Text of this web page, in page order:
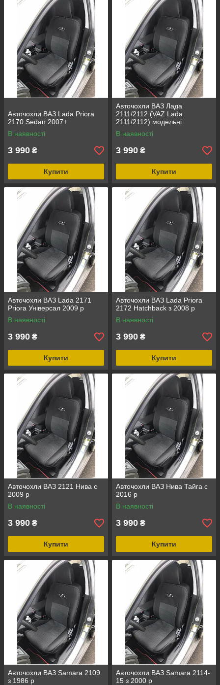
Авточохли ВАЗ Lada Priora
2170 Sedan 2007+
В наявності
3 990 ₴
Купити
Авточохли ВАЗ Лада
2111/2112 (VAZ Lada
2111/2112) модельні
Автотканина
В наявності
3 990 ₴
Купити
Авточохли ВАЗ Lada 2171
Priora Універсал 2009 р
В наявності
3 990 ₴
Купити
Авточохли ВАЗ Lada Priora
2172 Hatchback з 2008 р
В наявності
3 990 ₴
Купити
Авточохли ВАЗ 2121 Нива c
2009 р
В наявності
3 990 ₴
Купити
Авточохли ВАЗ Нива Тайга c
2016 р
В наявності
3 990 ₴
Купити
Авточохли ВАЗ Samara 2109
з 1986 р
Авточохли ВАЗ Samara 2114-
15 з 2000 р